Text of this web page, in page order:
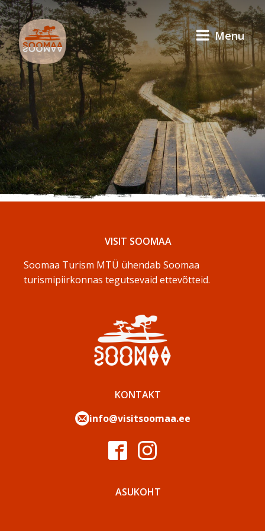
Menu
VISIT SOOMAA
Soomaa Turism MTÜ ühendab Soomaa
turismipiirkonnas tegutsevaid ettevõtteid.
KONTAKT
info@visitsoomaa.ee
ASUKOHT